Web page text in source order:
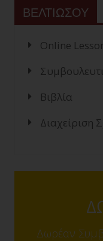
ΒΕΛΤΙΩΣΟΥ
Online
Βιβλία
Διαχείριση
Δωρέαν